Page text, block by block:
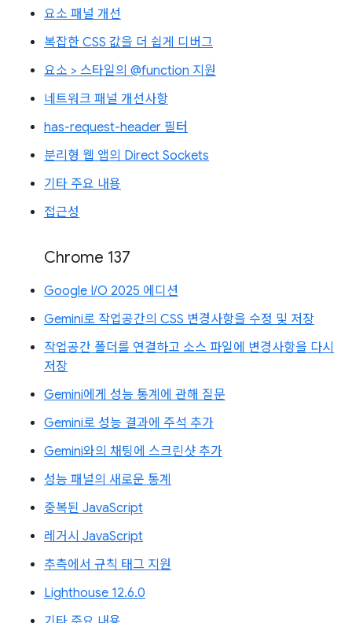
요소 패널 개선
복잡한 CSS 값을 더 쉽게 디버그
요소 > 스타일의 @function 지원
네트워크 패널 개선사항
has-request-header 필터
분리형 웹 앱의 Direct Sockets
기타 주요 내용
접근성
Chrome 137
Google I/O 2025 에디션
Gemini로 작업공간의 CSS 변경사항을 수정 및 저장
작업공간 폴더를 연결하고 소스 파일에 변경사항을 다시
저장
Gemini에게 성능 통계에 관해 질문
Gemini로 성능 결과에 주석 추가
Gemini와의 채팅에 스크린샷 추가
성능 패널의 새로운 통계
중복된 JavaScript
레거시 JavaScript
추측에서 규칙 태그 지원
Lighthouse 12.6.0